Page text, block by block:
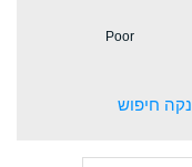
Poor
נקה חיפוש